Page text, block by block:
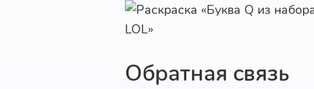
Обратная связь